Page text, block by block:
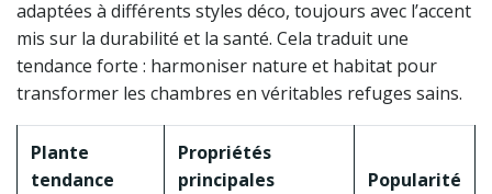
adaptées à différents styles déco, toujours avec l’accent
mis sur la durabilité et la santé. Cela traduit une
tendance forte : harmoniser nature et habitat pour
transformer les chambres en véritables refuges sains.
Plante
tendance
Propriétés
principales
Popularité